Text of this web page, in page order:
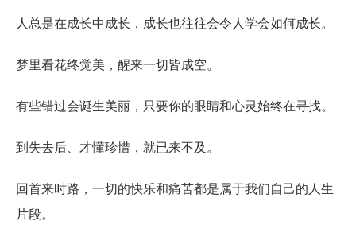
人总是在成长中成长，成长也往往会令人学会如何成长。
梦里看花终觉美，醒来一切皆成空。
有些错过会诞生美丽，只要你的眼睛和心灵始终在寻找。
到失去后、才懂珍惜，就已来不及。
回首来时路，一切的快乐和痛苦都是属于我们自己的人生
片段。